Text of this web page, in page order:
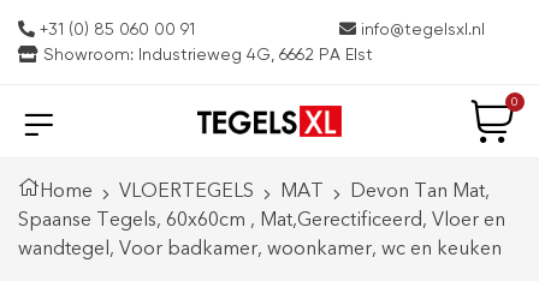
+31 (0) 85 060 00 91
info@tegelsxl.nl
Showroom: Industrieweg 4G, 6662 PA Elst
0
Home VLOERTEGELS MAT
Devon Tan Mat,
Spaanse Tegels, 60x60cm , Mat,Gerectificeerd, Vloer en
wandtegel, Voor badkamer, woonkamer, wc en keuken